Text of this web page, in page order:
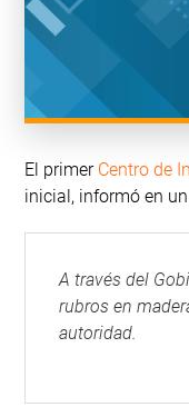
El primer Centro de
inicial, informó en
A través del
rubros en
autoridad.